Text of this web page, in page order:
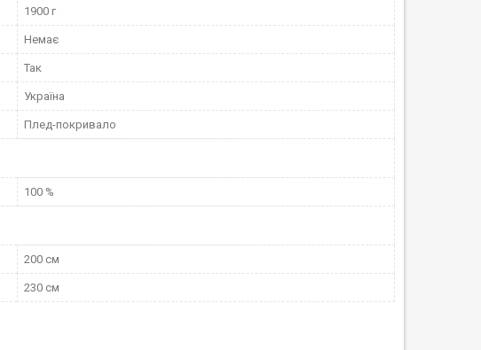
1900 г
Немає
Так
Україна
Плед-покривало
100 %
200 см
230 см